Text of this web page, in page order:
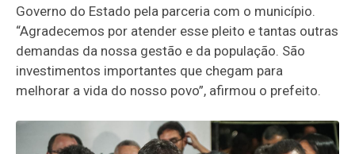
Governo do Estado pela parceria com o município.
“Agradecemos por atender esse pleito e tantas outras
demandas da nossa gestão e da população. São
investimentos importantes que chegam para
melhorar a vida do nosso povo”, afirmou o prefeito.